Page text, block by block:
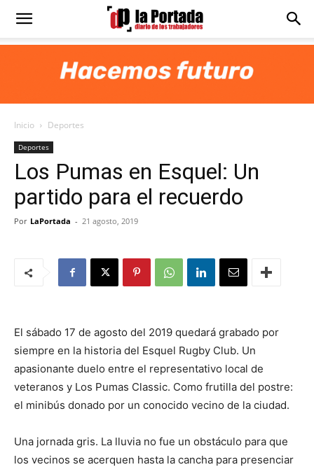
Diario
Portada
Inicio Deportes
Deportes
Los Pumas en Esquel: Un
partido para el recuerdo
Por LaPortada - 21 agosto, 2019
El sábado 17 de agosto del 2019 quedará grabado por
siempre en la historia del Esquel Rugby Club. Un
apasionante duelo entre el representativo local de
veteranos y Los Pumas Classic. Como frutilla del postre:
el minibús donado por un conocido vecino de la ciudad.
Una jornada gris. La lluvia no fue un obstáculo para que
los vecinos se acerquen hasta la cancha para presenciar